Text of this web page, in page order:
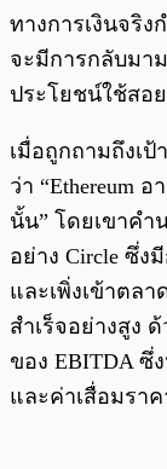
ทางการเงินจริ
จะมีการกลับมา
ประโยชน์ใช้สอ
เมื่อถูกถามถึงเป้
ว่า “Ethereum
นั้น” โดยเขาค
อย่าง Circle ซึ่ง
และเพิ่งเข้าตล
สำเร็จอย่างสูง
ของ EBITDA ซึ่
และค่าเสื่อมราค